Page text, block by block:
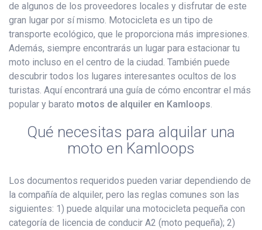
de algunos de los proveedores locales y disfrutar de este
gran lugar por sí mismo. Motocicleta es un tipo de
transporte ecológico, que le proporciona más impresiones.
Además, siempre encontrarás un lugar para estacionar tu
moto incluso en el centro de la ciudad. También puede
descubrir todos los lugares interesantes ocultos de los
turistas. Aquí encontrará una guía de cómo encontrar el más
popular y barato motos de alquiler en Kamloops.
Qué necesitas para alquilar una
moto en Kamloops
Los documentos requeridos pueden variar dependiendo de
la compañía de alquiler, pero las reglas comunes son las
siguientes: 1) puede alquilar una motocicleta pequeña con
categoría de licencia de conducir A2 (moto pequeña); 2)